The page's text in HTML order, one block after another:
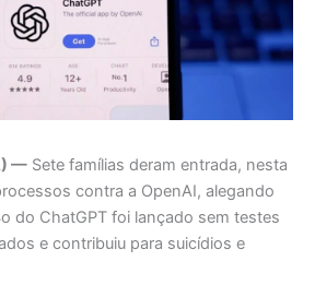
— Sete famílias deram entrada, nesta
contra a OpenAI, alegando
do ChatGPT foi lançado sem testes
e contribuiu para suicídios e